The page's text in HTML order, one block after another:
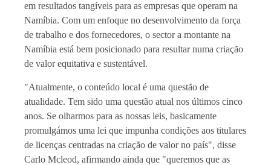
em resultados tangíveis para as empresas que operam na
Namíbia. Com um enfoque no desenvolvimento da força
de trabalho e dos fornecedores, o sector a montante na
Namíbia está bem posicionado para resultar numa criação
de valor equitativa e sustentável.
"Atualmente, o conteúdo local é uma questão de
atualidade. Tem sido uma questão atual nos últimos cinco
anos. Se olharmos para as nossas leis, basicamente
promulgámos uma lei que impunha condições aos titulares
de licenças centradas na criação de valor no país", disse
Carlo Mcleod, afirmando ainda que "queremos que as